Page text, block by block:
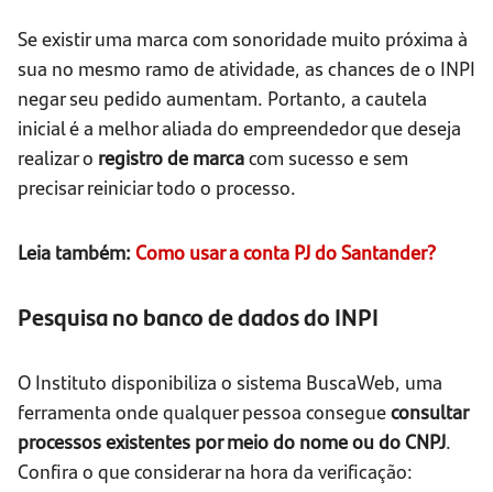
Se existir uma marca com sonoridade muito próxima à
sua no mesmo ramo de atividade, as chances de o INPI
negar seu pedido aumentam. Portanto, a cautela
inicial é a melhor aliada do empreendedor que deseja
realizar o registro de marcacom sucesso e sem
precisar reiniciar todo o processo.
Leia também: Como usar a conta PJ do Santander?
Pesquisa no banco de dados do INPI
O Instituto disponibiliza o sistema BuscaWeb, uma
ferramenta onde qualquer pessoa consegueconsultar
processos existentes por meio do nome ou do CNPJ.
Confira o que considerar na hora da verificação: